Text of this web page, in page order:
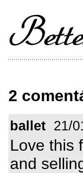
2
ballet 21/
Love this
and